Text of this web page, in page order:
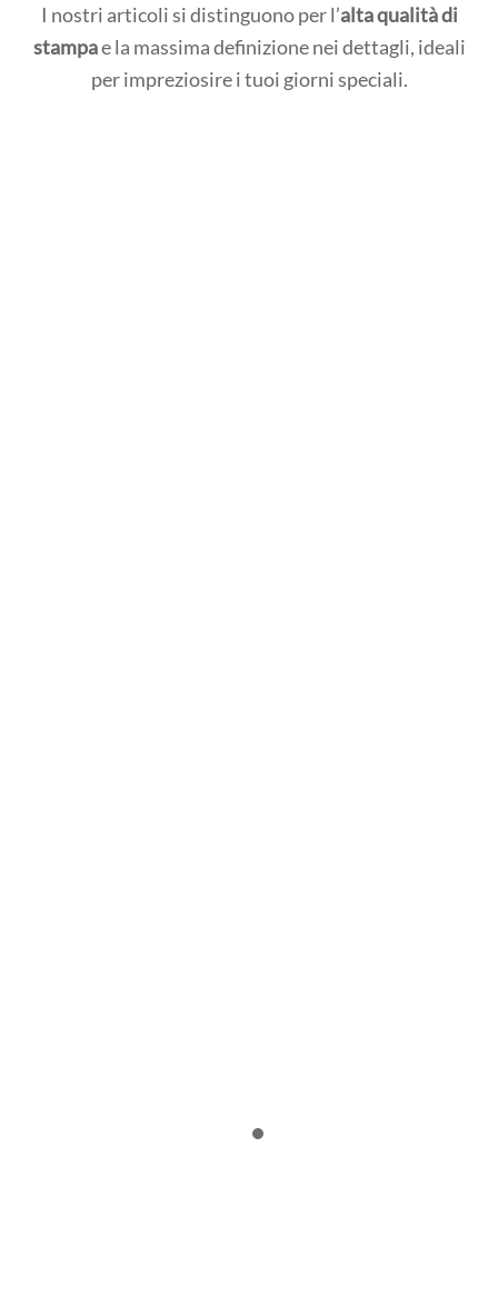
I nostri articoli si distinguono per l’alta qualità di
stampae la massima definizione nei dettagli, ideali
per impreziosire i tuoi giorni speciali.